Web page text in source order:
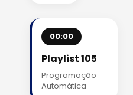
00:00
Playlist 105
Programação
Automática